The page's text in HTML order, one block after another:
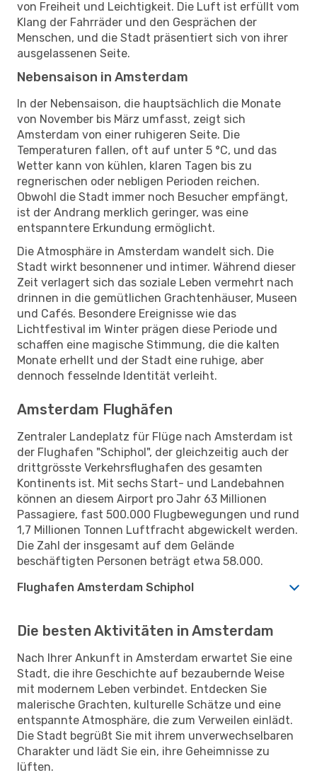
von Freiheit und Leichtigkeit. Die Luft ist erfüllt vom
Klang der Fahrräder und den Gesprächen der
Menschen, und die Stadt präsentiert sich von ihrer
ausgelassenen Seite.
Nebensaison in Amsterdam
In der Nebensaison, die hauptsächlich die Monate
von November bis März umfasst, zeigt sich
Amsterdam von einer ruhigeren Seite. Die
Temperaturen fallen, oft auf unter 5 °C, und das
Wetter kann von kühlen, klaren Tagen bis zu
regnerischen oder nebligen Perioden reichen.
Obwohl die Stadt immer noch Besucher empfängt,
ist der Andrang merklich geringer, was eine
entspanntere Erkundung ermöglicht.
Die Atmosphäre in Amsterdam wandelt sich. Die
Stadt wirkt besonnener und intimer. Während dieser
Zeit verlagert sich das soziale Leben vermehrt nach
drinnen in die gemütlichen Grachtenhäuser, Museen
und Cafés. Besondere Ereignisse wie das
Lichtfestival im Winter prägen diese Periode und
schaffen eine magische Stimmung, die die kalten
Monate erhellt und der Stadt eine ruhige, aber
dennoch fesselnde Identität verleiht.
Amsterdam Flughäfen
Zentraler Landeplatz für Flüge nach Amsterdam ist
der Flughafen "Schiphol", der gleichzeitig auch der
drittgrösste Verkehrsflughafen des gesamten
Kontinents ist. Mit sechs Start- und Landebahnen
können an diesem Airport pro Jahr 63 Millionen
Passagiere, fast 500.000 Flugbewegungen und rund
1,7 Millionen Tonnen Luftfracht abgewickelt werden.
Die Zahl der insgesamt auf dem Gelände
beschäftigten Personen beträgt etwa 58.000.
Flughafen Amsterdam Schiphol
Die besten Aktivitäten in Amsterdam
Nach Ihrer Ankunft in Amsterdam erwartet Sie eine
Stadt, die ihre Geschichte auf bezaubernde Weise
mit modernem Leben verbindet. Entdecken Sie
malerische Grachten, kulturelle Schätze und eine
entspannte Atmosphäre, die zum Verweilen einlädt.
Die Stadt begrüßt Sie mit ihrem unverwechselbaren
Charakter und lädt Sie ein, ihre Geheimnisse zu
lüften.